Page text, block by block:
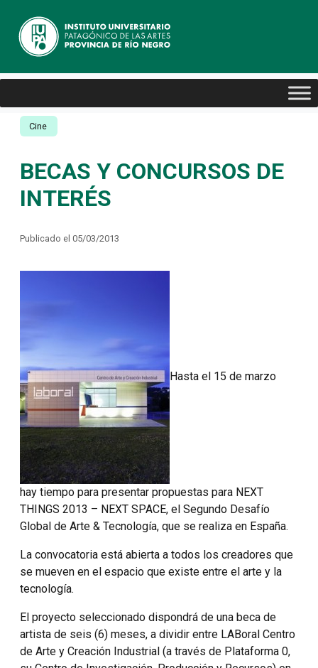
Cine
BECAS Y CONCURSOS DE
INTERÉS
Publicado el 05/03/2013
Hasta el 15 de marzo
hay tiempo para presentar propuestas para NEXT
THINGS 2013 – NEXT SPACE, el Segundo Desafío
Global de Arte & Tecnología, que se realiza en España.
La convocatoria está abierta a todos los creadores que
se mueven en el espacio que existe entre el arte y la
tecnología.
El proyecto seleccionado dispondrá de una beca de
artista de seis (6) meses, a dividir entre LABoral Centro
de Arte y Creación Industrial (a través de Plataforma 0,